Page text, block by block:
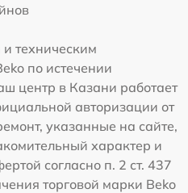
техническим
по истечении
центр в Казани работает
авторизации от
указанные на сайте,
характер и
согласно п. 2 ст. 437
торговой марки Beko